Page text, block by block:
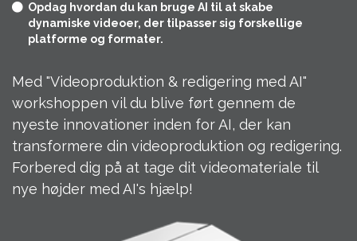
Opdag hvordan du kan bruge AI til at skabe
dynamiske videoer, der tilpasser sig forskellige
platforme og formater.
Med "Videoproduktion & redigering med AI"
workshoppen vil du blive ført gennem de
nyeste innovationer inden for AI, der kan
transformere din videoproduktion og redigering.
Forbered dig på at tage dit videomateriale til
nye højder med AI's hjælp!